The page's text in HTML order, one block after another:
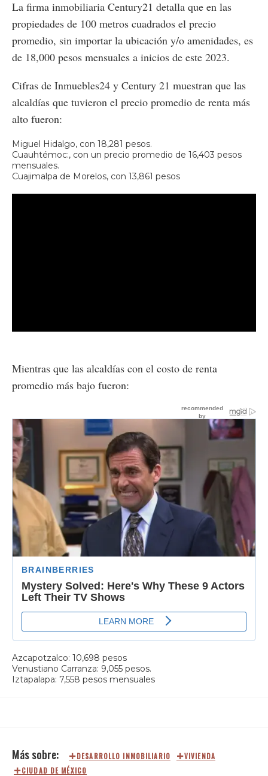
La firma inmobiliaria Century21 detalla que en las
propiedades de 100 metros cuadrados el precio
promedio, sin importar la ubicación y/o amenidades, es
de 18,000 pesos mensuales a inicios de este 2023.
Cifras de Inmuebles24 y Century 21 muestran que las
alcaldías que tuvieron el precio promedio de renta más
alto fueron:
Miguel Hidalgo, con 18,281 pesos.
Cuauhtémoc:, con un precio promedio de 16,403 pesos
mensuales.
Cuajimalpa de Morelos, con 13,861 pesos
Mientras que las alcaldías con el costo de renta
promedio más bajo fueron:
Azcapotzalco: 10,698 pesos
Venustiano Carranza: 9,055 pesos.
Iztapalapa: 7,558 pesos mensuales
DESARROLLO INMOBILIARIO
VIVIENDA
CIUDAD DE MÉXICO